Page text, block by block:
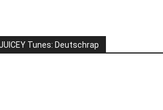
Tunes: Deutschrap